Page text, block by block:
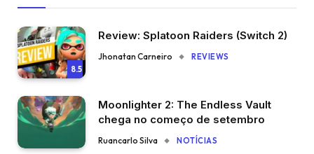
8.5
Review: Splatoon Raiders (Switch 2)
Jhonatan Carneiro REVIEWS
Moonlighter 2: The Endless Vault
chega no começo de setembro
Ruancarlo Silva NOTÍCIAS